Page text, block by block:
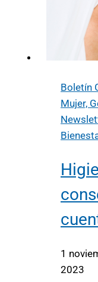
Boletín
Mujer,
1
2023